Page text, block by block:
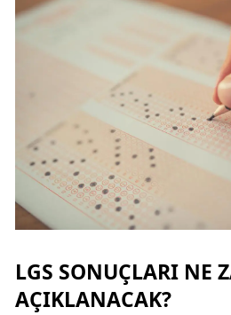
LGS SONUÇLARI NE
AÇIKLANACAK?